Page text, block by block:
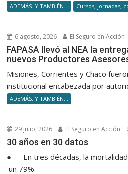
ADEMÁS. Y TAMBIÉN... Cursos, jornadas,
6 agosto, 2026 El Seguro en Acción
FAPASA llevó al NEA la
nuevos Productores
Misiones, Corrientes y Chaco
institucional encabezada por
ADEMÁS. Y TAMBIÉN...
29 julio, 2026 El Seguro en Acción
30 años en 30 datos
● En tres décadas, la mortalidad
un 79%.